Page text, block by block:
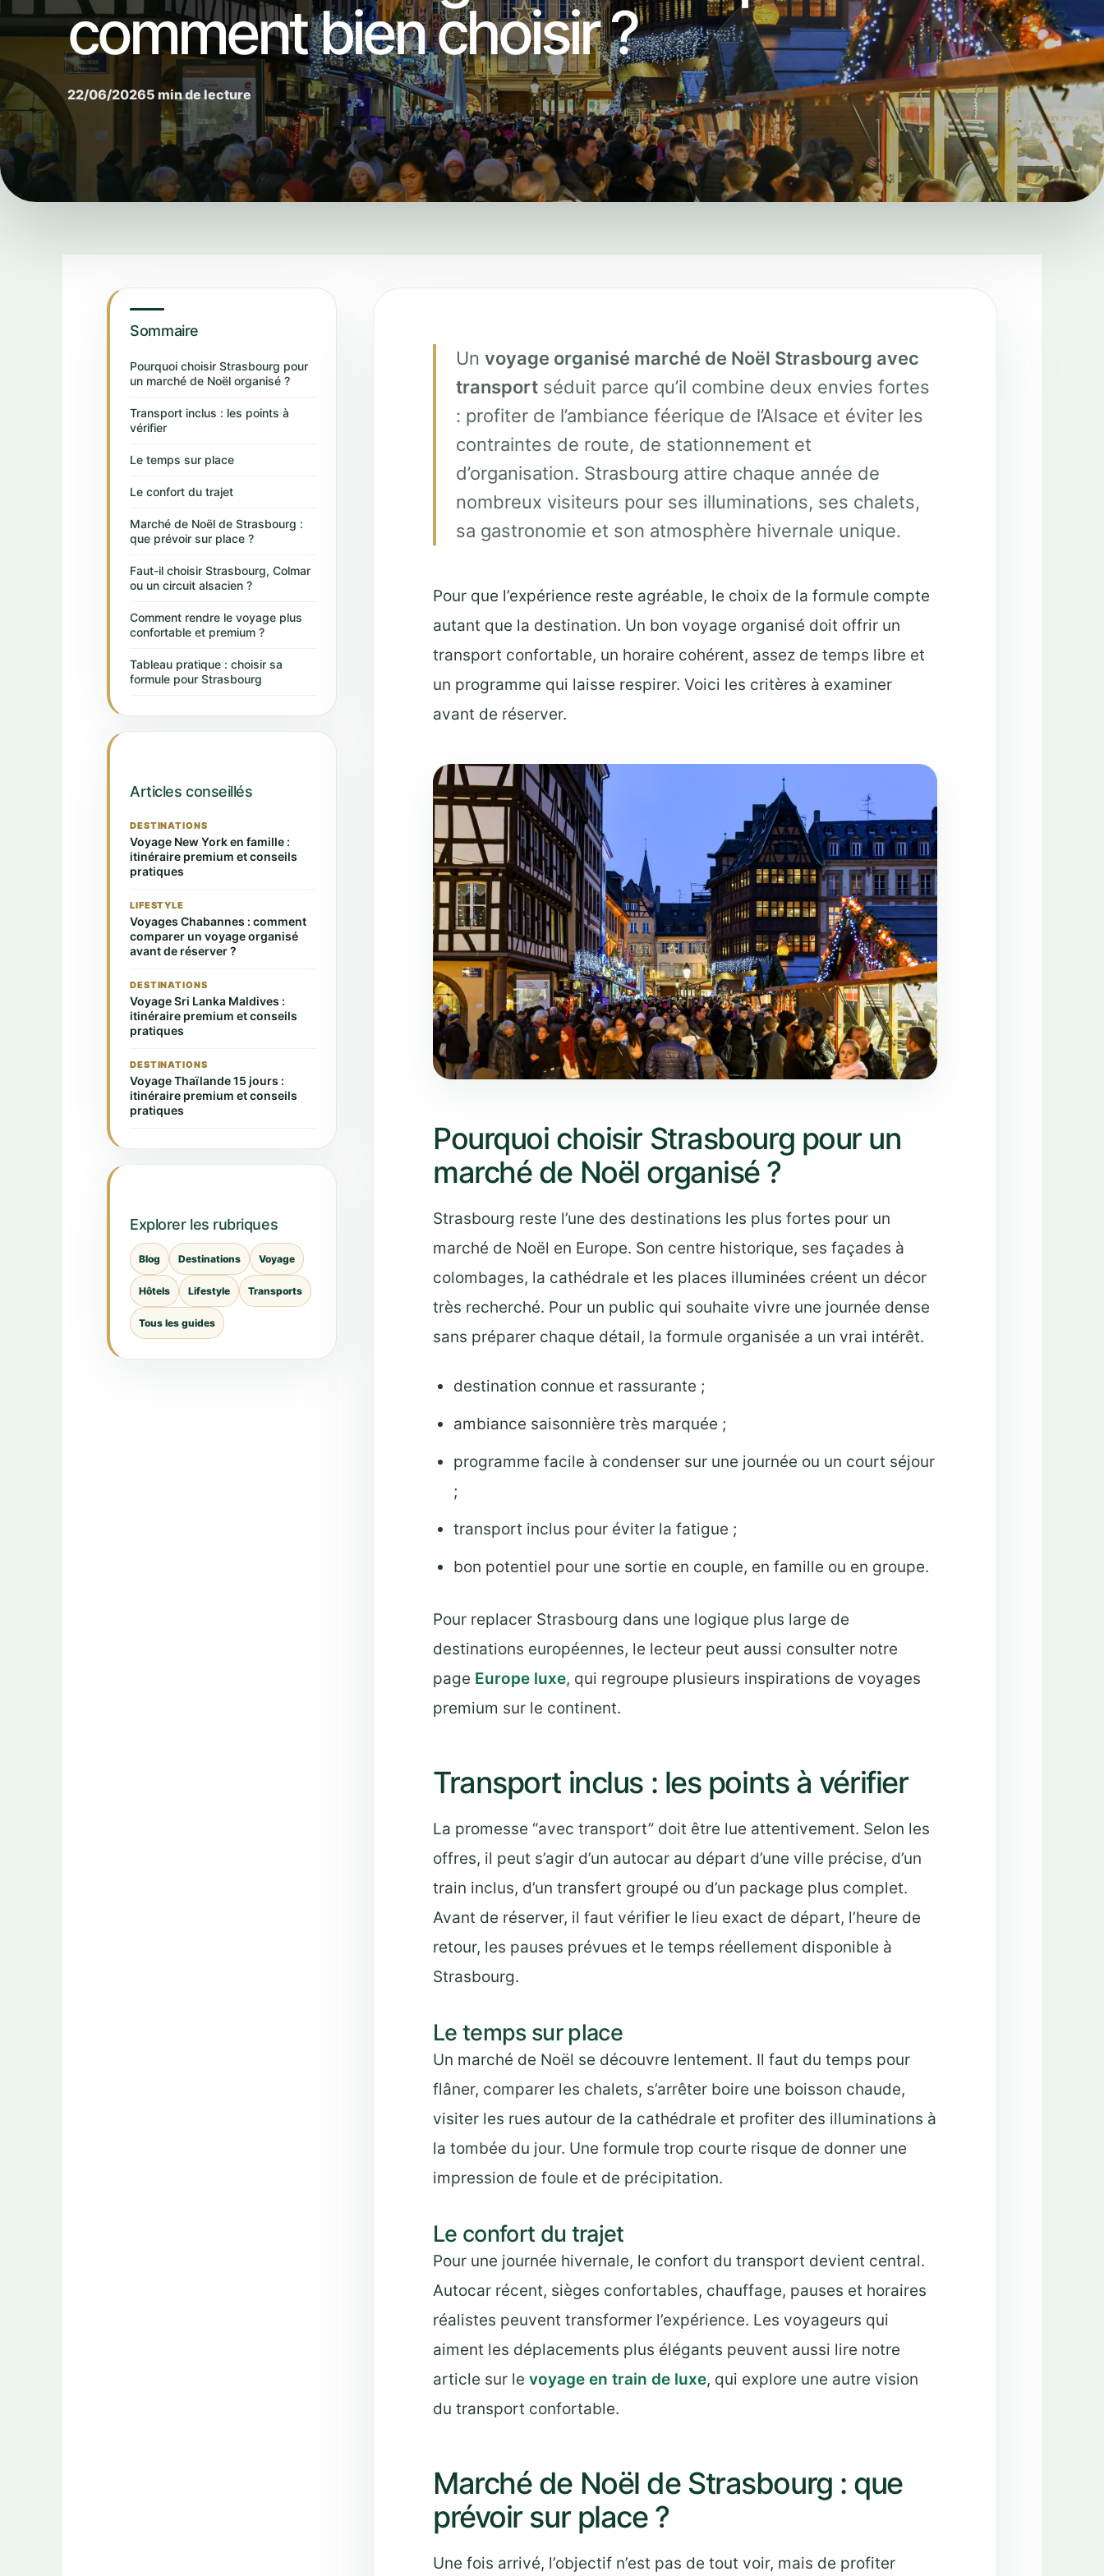
comment bien choisir ?
22/06/20265 min de lecture
Sommaire
Pourquoi choisir Strasbourg pour
un marché de Noël organisé ?
Transport inclus : les points à
vérifier
Le temps sur place
Le confort du trajet
Marché de Noël de Strasbourg :
que prévoir sur place ?
Faut-il choisir Strasbourg, Colmar
ou un circuit alsacien ?
Comment rendre le voyage plus
confortable et premium ?
Tableau pratique : choisir sa
formule pour Strasbourg
Articles conseillés
DESTINATIONS
Voyage New York en famille :
itinéraire premium et conseils
pratiques
LIFESTYLE
Voyages Chabannes : comment
comparer un voyage organisé
avant de réserver ?
DESTINATIONS
Voyage Sri Lanka Maldives :
itinéraire premium et conseils
pratiques
DESTINATIONS
Voyage Thaïlande 15 jours :
itinéraire premium et conseils
pratiques
Explorer les rubriques
Blog Destinations Voyage
Hôtels Lifestyle Transports
Tous les guides
Un voyage organisé marché de Noël Strasbourg avec
transport séduit parce qu’il combine deux envies fortes
: profiter de l’ambiance féerique de l’Alsace et éviter les
contraintes de route, de stationnement et
d’organisation. Strasbourg attire chaque année de
nombreux visiteurs pour ses illuminations, ses chalets,
sa gastronomie et son atmosphère hivernale unique.
Pour que l’expérience reste agréable, le choix de la formule compte
autant que la destination. Un bon voyage organisé doit offrir un
transport confortable, un horaire cohérent, assez de temps libre et
un programme qui laisse respirer. Voici les critères à examiner
avant de réserver.
Pourquoi choisir Strasbourg pour un
marché de Noël organisé ?
Strasbourg reste l’une des destinations les plus fortes pour un
marché de Noël en Europe. Son centre historique, ses façades à
colombages, la cathédrale et les places illuminées créent un décor
très recherché. Pour un public qui souhaite vivre une journée dense
sans préparer chaque détail, la formule organisée a un vrai intérêt.
destination connue et rassurante ;
ambiance saisonnière très marquée ;
programme facile à condenser sur une journée ou un court séjour
;
transport inclus pour éviter la fatigue ;
bon potentiel pour une sortie en couple, en famille ou en groupe.
Pour replacer Strasbourg dans une logique plus large de
destinations européennes, le lecteur peut aussi consulter notre
page Europe luxe, qui regroupe plusieurs inspirations de voyages
premium sur le continent.
Transport inclus : les points à vérifier
La promesse “avec transport” doit être lue attentivement. Selon les
offres, il peut s’agir d’un autocar au départ d’une ville précise, d’un
train inclus, d’un transfert groupé ou d’un package plus complet.
Avant de réserver, il faut vérifier le lieu exact de départ, l’heure de
retour, les pauses prévues et le temps réellement disponible à
Strasbourg.
Le temps sur place
Un marché de Noël se découvre lentement. Il faut du temps pour
flâner, comparer les chalets, s’arrêter boire une boisson chaude,
visiter les rues autour de la cathédrale et profiter des illuminations à
la tombée du jour. Une formule trop courte risque de donner une
impression de foule et de précipitation.
Le confort du trajet
Pour une journée hivernale, le confort du transport devient central.
Autocar récent, sièges confortables, chauffage, pauses et horaires
réalistes peuvent transformer l’expérience. Les voyageurs qui
aiment les déplacements plus élégants peuvent aussi lire notre
article sur le voyage en train de luxe, qui explore une autre vision
du transport confortable.
Marché de Noël de Strasbourg : que
prévoir sur place ?
Une fois arrivé, l’objectif n’est pas de tout voir, mais de profiter